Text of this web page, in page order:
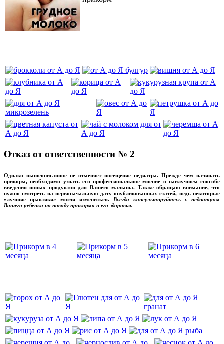
Отказ от ответственности № 2
Однако вышеописанное не отменяет посещение педиатра. Прежде чем начинать
прикорм, необходимо узнать его профессиональное мнение о наилучшем способе
введения новых продуктов для Вашего малыша. Также обращаю внимание, что
нужно смотреть на первоначальную дату опубликованных статей, ведь некоторые
«лучшие практики» могли измениться. Всегда консультируйтесь с педиатром
Вашего ребенка по поводу прикорма и его здоровья.